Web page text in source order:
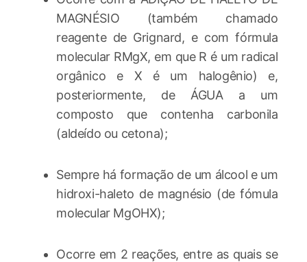
MAGNÉSIO (também chamado
reagente de Grignard, e com fórmula
molecular RMgX, em que R é um radical
orgânico e X é um halogênio) e,
posteriormente, de ÁGUA a um
composto que contenha carbonila
(aldeído ou cetona);
Sempre há formação de um álcool e um
hidroxi-haleto de magnésio (de fómula
molecular MgOHX);
Ocorre em 2 reações, entre as quais se